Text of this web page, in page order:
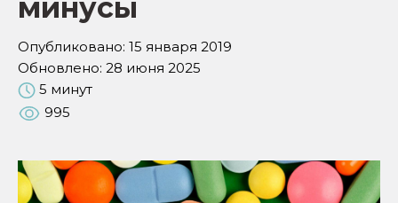
минусы
Опубликовано: 15 января 2019
Обновлено: 28 июня 2025
5 минут
995